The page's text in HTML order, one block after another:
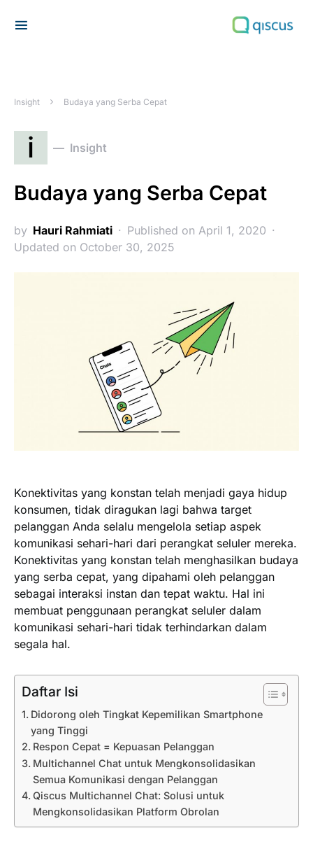
Insight Budaya yang Serba Cepat
i Insight
Budaya yang Serba Cepat
by Hauri Rahmiati
Published on April 1, 2020
Updated on October 30, 2025
Konektivitas yang konstan telah menjadi gaya hidup
konsumen, tidak diragukan lagi bahwa target
pelanggan Anda selalu mengelola setiap aspek
komunikasi sehari-hari dari perangkat seluler mereka.
Konektivitas yang konstan telah menghasilkan budaya
yang serba cepat, yang dipahami oleh pelanggan
sebagai interaksi instan dan tepat waktu. Hal ini
membuat penggunaan perangkat seluler dalam
komunikasi sehari-hari tidak terhindarkan dalam
segala hal.
Daftar Isi
Didorong oleh Tingkat Kepemilikan Smartphone
yang Tinggi
Respon Cepat = Kepuasan Pelanggan
Multichannel Chat untuk Mengkonsolidasikan
Semua Komunikasi dengan Pelanggan
Qiscus Multichannel Chat: Solusi untuk
Mengkonsolidasikan Platform Obrolan